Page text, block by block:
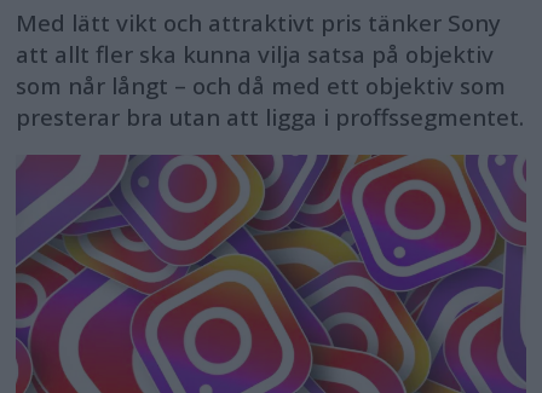
Med lätt vikt och attraktivt pris tänker Sony
att allt fler ska kunna vilja satsa på objektiv
som når långt – och då med ett objektiv som
presterar bra utan att ligga i proffssegmentet.